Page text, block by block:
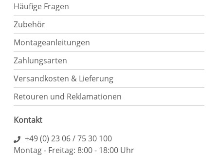
Häufige Fragen
Zubehör
Montageanleitungen
Zahlungsarten
Versandkosten & Lieferung
Retouren und Reklamationen
Kontakt
+49 (0) 23 06 / 75 30 100
Montag - Freitag: 8:00 - 18:00 Uhr